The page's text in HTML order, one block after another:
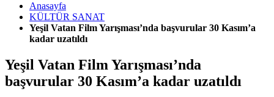
Anasayfa
KÜLTÜR SANAT
Yeşil Vatan Film Yarışması’nda başvurular 30 Kasım’a
kadar uzatıldı
Yeşil Vatan Film Yarışması’nda
başvurular 30 Kasım’a kadar uzatıldı